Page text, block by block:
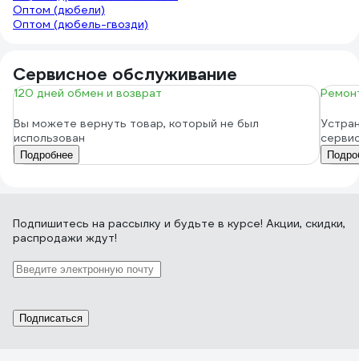
Оптом (дюбели)
Оптом (дюбель-гвозди)
Сервисное обслуживание
120 дней обмен и возврат
Вы можете вернуть товар, который не был
использован
Подробнее
Подпишитесь на рассылку и будьте в курсе! Акции, скидки,
распродажи ждут!
Подписаться